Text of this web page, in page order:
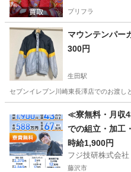
プリフラ
マウンテンパー
300円
生田駅
セブンイレブン川崎東長澤店でのお渡し
生田駅 ジャ
≪寮無料・月収
での組立・加工
時給1,900円
フジ技研株式会
藤沢市